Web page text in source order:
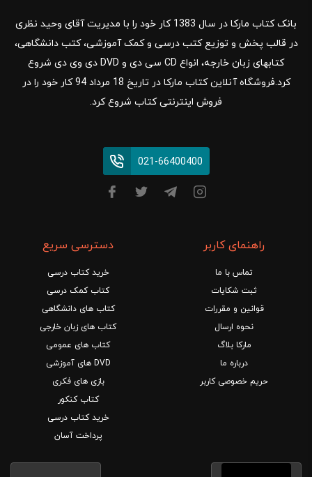
بانک کتاب مارکا در سال 1383 کار خود را با مدیریت آقای وحید نظری
در قالب پخش و توزیع کتب درسی و کمک آموزشی، کتب دانشگاهی،
کتابهای زبان خارجه، انواع CD سی دی و DVD دی وی دی شروع
کرد.فروشگاه آنلاین کتاب مارکا در تاریخ 18 مرداد 94 کار خود را در
فروش اینترنتی کتاب شروع کرد.
021-66400400
راهنمای کاربر
تماس با ما
ثبت شکایات
قوانین و مقررات
نحوه ارسال
مارکا بلاگ
درباره ما
حریم خصوصی کاربر
دسترسی سریع
خرید کتاب درسی
کتاب کمک درسی
کتاب های دانشگاهی
کتاب های زبان خارجی
کتاب های عمومی
DVD های آموزشی
بازی های فکری
کتاب کنکور
خرید کتاب درسی
پرداخت آسان